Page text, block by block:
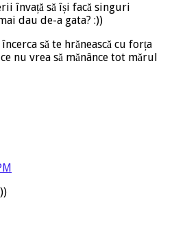
învață să își facă singuri
dau de-a gata? :))
să te hrănească cu forța
nu vrea să mănânce tot mărul